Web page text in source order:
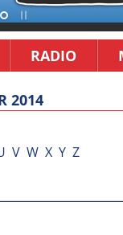
RADIO
2014
V W X Y Z